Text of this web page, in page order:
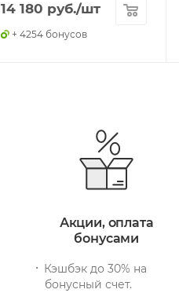
14 180 руб./шт
+ 4254 бонусов
Акции, оплата
бонусами
Кэшбэк до 30% на
бонусный счет.